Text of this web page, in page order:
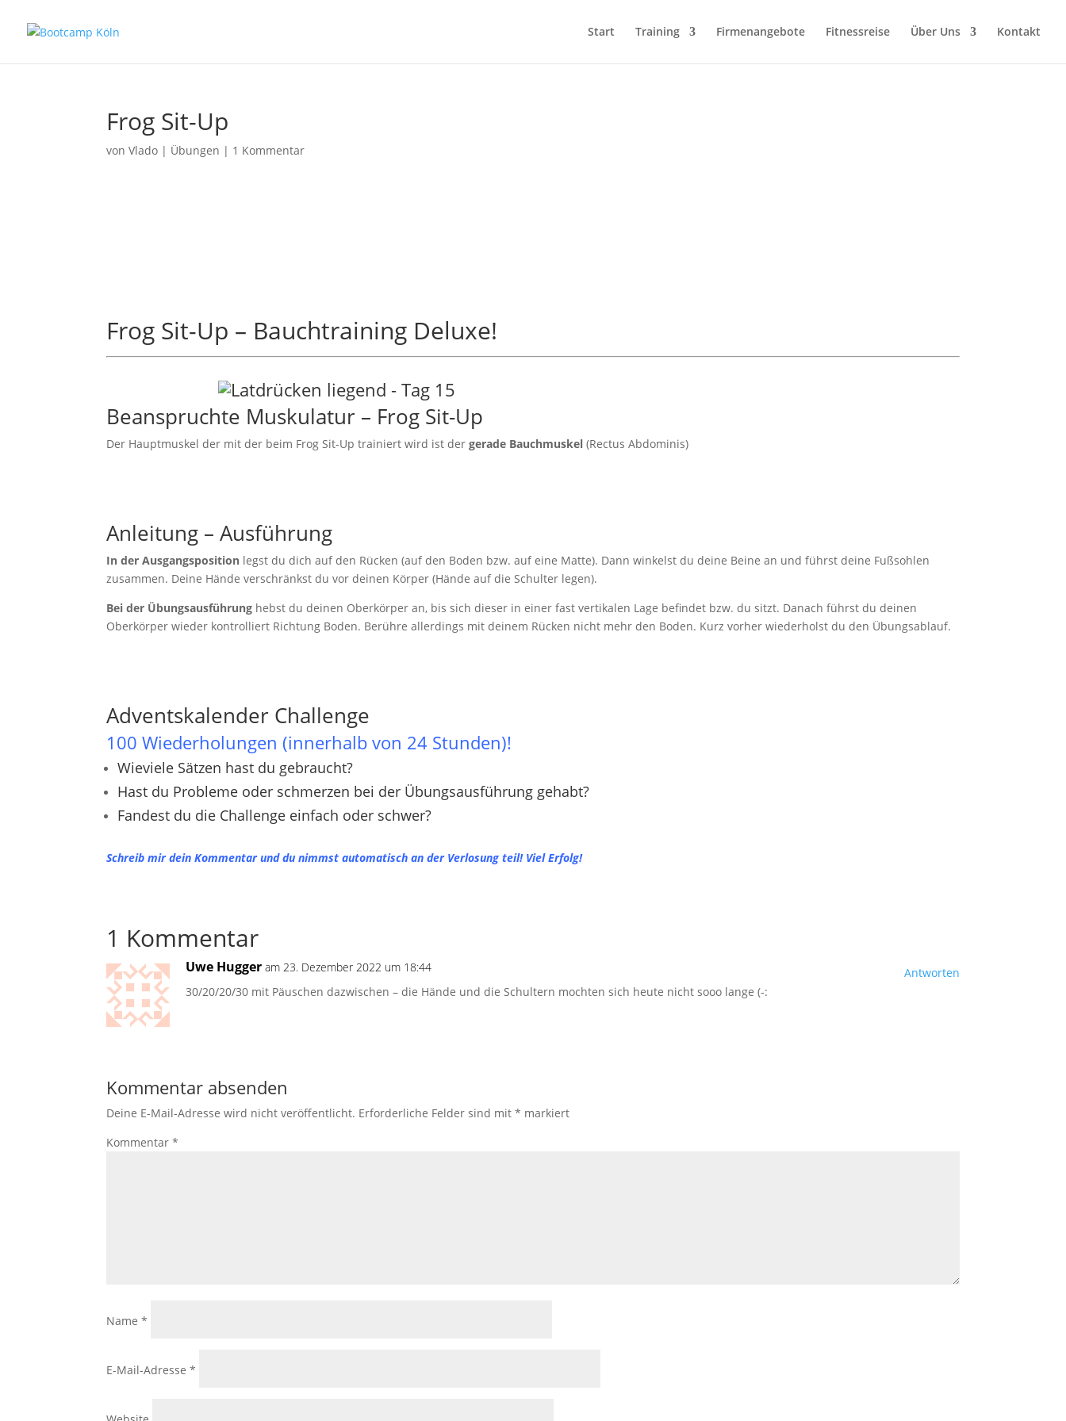
Start Training Firmenangebote Fitnessreise Über Uns Kontakt
Frog Sit-Up
vonVlado | Übungen | 1 Kommentar
Frog Sit-Up – Bauchtraining Deluxe!
Beanspruchte Muskulatur – Frog Sit-Up
Der Hauptmuskel der mit der beim Frog Sit-Up trainiert wird ist dergerade Bauchmuskel (Rectus Abdominis)
Anleitung – Ausführung
In der Ausgangsposition legst du dich auf den Rücken (auf den Boden bzw. auf eine Matte). Dann winkelst du deine Beine an und führst deine Fußsohlen
zusammen. Deine Hände verschränkst du vor deinen Körper (Hände auf die Schulter legen).
Bei der Übungsausführung hebst du deinen Oberkörper an, bis sich dieser in einer fast vertikalen Lage befindet bzw. du sitzt. Danach führst du deinen
Oberkörper wieder kontrolliert Richtung Boden. Berühre allerdings mit deinem Rücken nicht mehr den Boden. Kurz vorher wiederholst du den Übungsablauf.
Adventskalender Challenge
100 Wiederholungen (innerhalb von 24 Stunden)!
Wieviele Sätzen hast du gebraucht?
Hast du Probleme oder schmerzen bei der Übungsausführung gehabt?
Fandest du die Challenge einfach oder schwer?
Schreib mir dein Kommentar und du nimmst automatisch an der Verlosung teil! Viel Erfolg!
1 Kommentar
Uwe Hugger am 23. Dezember 2022 um 18:44
30/20/20/30 mit Päuschen dazwischen – die Hände und die Schultern mochten sich heute nicht sooo lange (-:
Antworten
Kommentar absenden
Deine E-Mail-Adresse wird nicht veröffentlicht. Erforderliche Felder sind mit* markiert
Kommentar*
Name*
E-Mail-Adresse*